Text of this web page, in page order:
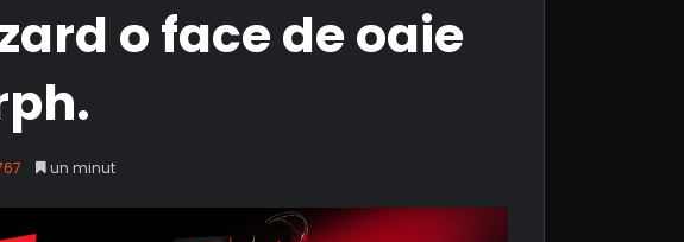
o face de oaie
un minut